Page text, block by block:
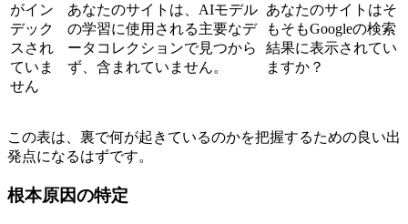
がイン
デック
スされ
ていま
せん
あなたのサイトは、AIモデル
の学習に使用される主要なデ
ータコレクションで見つから
ず、含まれていません。
あなたのサイトはそ
もそもGoogleの検索
結果に表示されてい
ますか？
この表は、裏で何が起きているのかを把握するための良い出
発点になるはずです。
根本原因の特定